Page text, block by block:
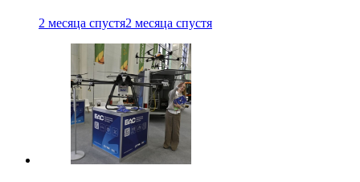
2 месяца спустя2 месяца спустя